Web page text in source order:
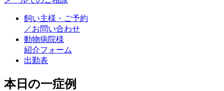
飼い主様・ご予約
／お問い合わせ
動物病院様
紹介フォーム
出勤表
本日の一症例